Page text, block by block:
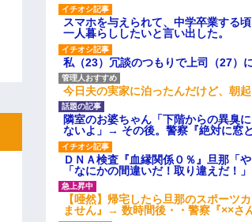
スマホを与えられて、中学卒業する
一人暮らししたいと言い出した。
私（23）冗談のつもりで上司（27）
今日夫の実家に泊ったんだけど、朝
隣室のお婆ちゃん「下階からの異臭
ないよ」→ その後。警察『絶対に窓
ＤＮＡ検査『血縁関係０％』旦那「
「なにかの間違いだ！取り違えだ！
【唖然】帰宅したら旦那のスポーツ
ません』→ 数時間後・・警察『××さ